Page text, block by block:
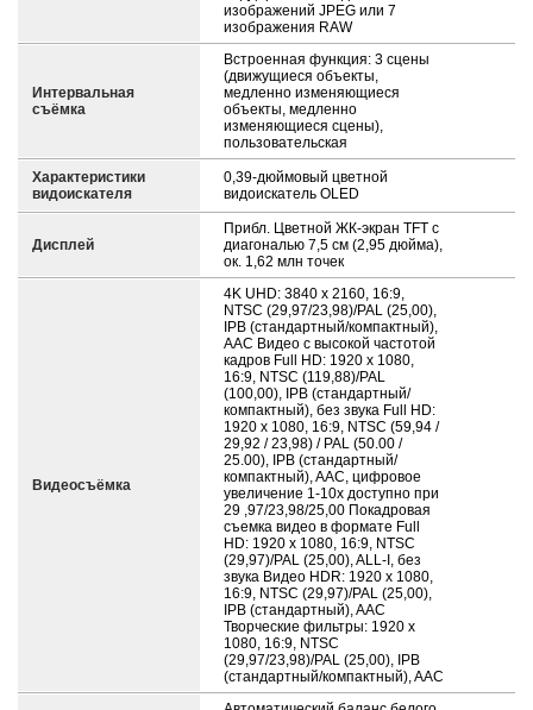
изображений JPEG или 7
изображения RAW
Интервальная
съёмка
Встроенная функция: 3 сцены
(движущиеся объекты,
медленно изменяющиеся
объекты, медленно
изменяющиеся сцены),
пользовательская
Характеристики
видоискателя
0,39-дюймовый цветной
видоискатель OLED
Дисплей
Прибл. Цветной ЖК-экран TFT с
диагональю 7,5 см (2,95 дюйма),
ок. 1,62 млн точек
Видеосъёмка
4K UHD: 3840 x 2160, 16:9,
NTSC (29,97/23,98)/PAL (25,00),
IPB (стандартный/компактный),
AAC Видео с высокой частотой
кадров Full HD: 1920 x 1080,
16:9, NTSC (119,88)/PAL
(100,00), IPB (стандартный/
компактный), без звука Full HD:
1920 x 1080, 16:9, NTSC (59,94 /
29,92 / 23,98) / PAL (50.00 /
25.00), IPB (стандартный/
компактный), AAC, цифровое
увеличение 1-10x доступно при
29 ,97/23,98/25,00 Покадровая
съемка видео в формате Full
HD: 1920 x 1080, 16:9, NTSC
(29,97)/PAL (25,00), ALL-I, без
звука Видео HDR: 1920 x 1080,
16:9, NTSC (29,97)/PAL (25,00),
IPB (стандартный), AAC
Творческие фильтры: 1920 x
1080, 16:9, NTSC
(29,97/23,98)/PAL (25,00), IPB
(стандартный/компактный), AAC